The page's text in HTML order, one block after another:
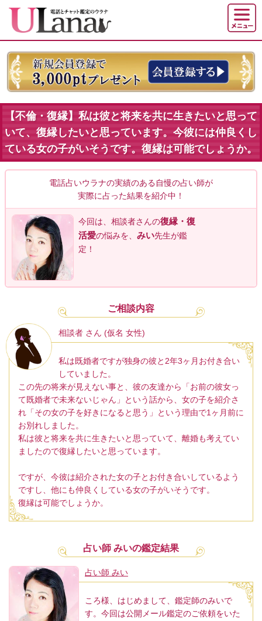
【不倫・復縁】私は彼と将来を共に生きたいと思って
いて、復縁したいと思っています。今彼には仲良くし
ている女の子がいそうです。復縁は可能でしょうか。
電話占いウラナの実績のある自慢の占い師が
実際に占った結果を紹介中！
今回は、相談者さんの復縁・復
活愛の悩みを、みい先生が鑑
定！
ご相談内容
相談者 さん (仮名 女性)
私は既婚者ですが独身の彼と2年3ヶ月お付き合い
していました。
この先の将来が見えない事と、彼の友達から「お前の彼女っ
て既婚者で未来ないじゃん」という話から、女の子を紹介さ
れ「その女の子を好きになると思う」という理由で1ヶ月前に
お別れしました。
私は彼と将来を共に生きたいと思っていて、離婚も考えてい
ましたので復縁したいと思っています。
ですが、今彼は紹介された女の子とお付き合いしているよう
ですし、他にも仲良くしている女の子がいそうです。
復縁は可能でしょうか。
占い師 みいの鑑定結果
占い師 みい
ころ様、はじめまして、鑑定師のみいで
す。今回は公開メール鑑定のご依頼をいた